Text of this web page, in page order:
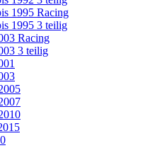
1995 Racing
1995 3 teilig
Racing
3 teilig